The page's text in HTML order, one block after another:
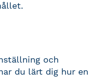
och
du lärt dig hur en